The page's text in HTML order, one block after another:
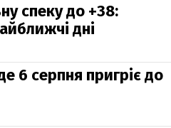
спеку до +38:
дні
6 серпня пригріє до